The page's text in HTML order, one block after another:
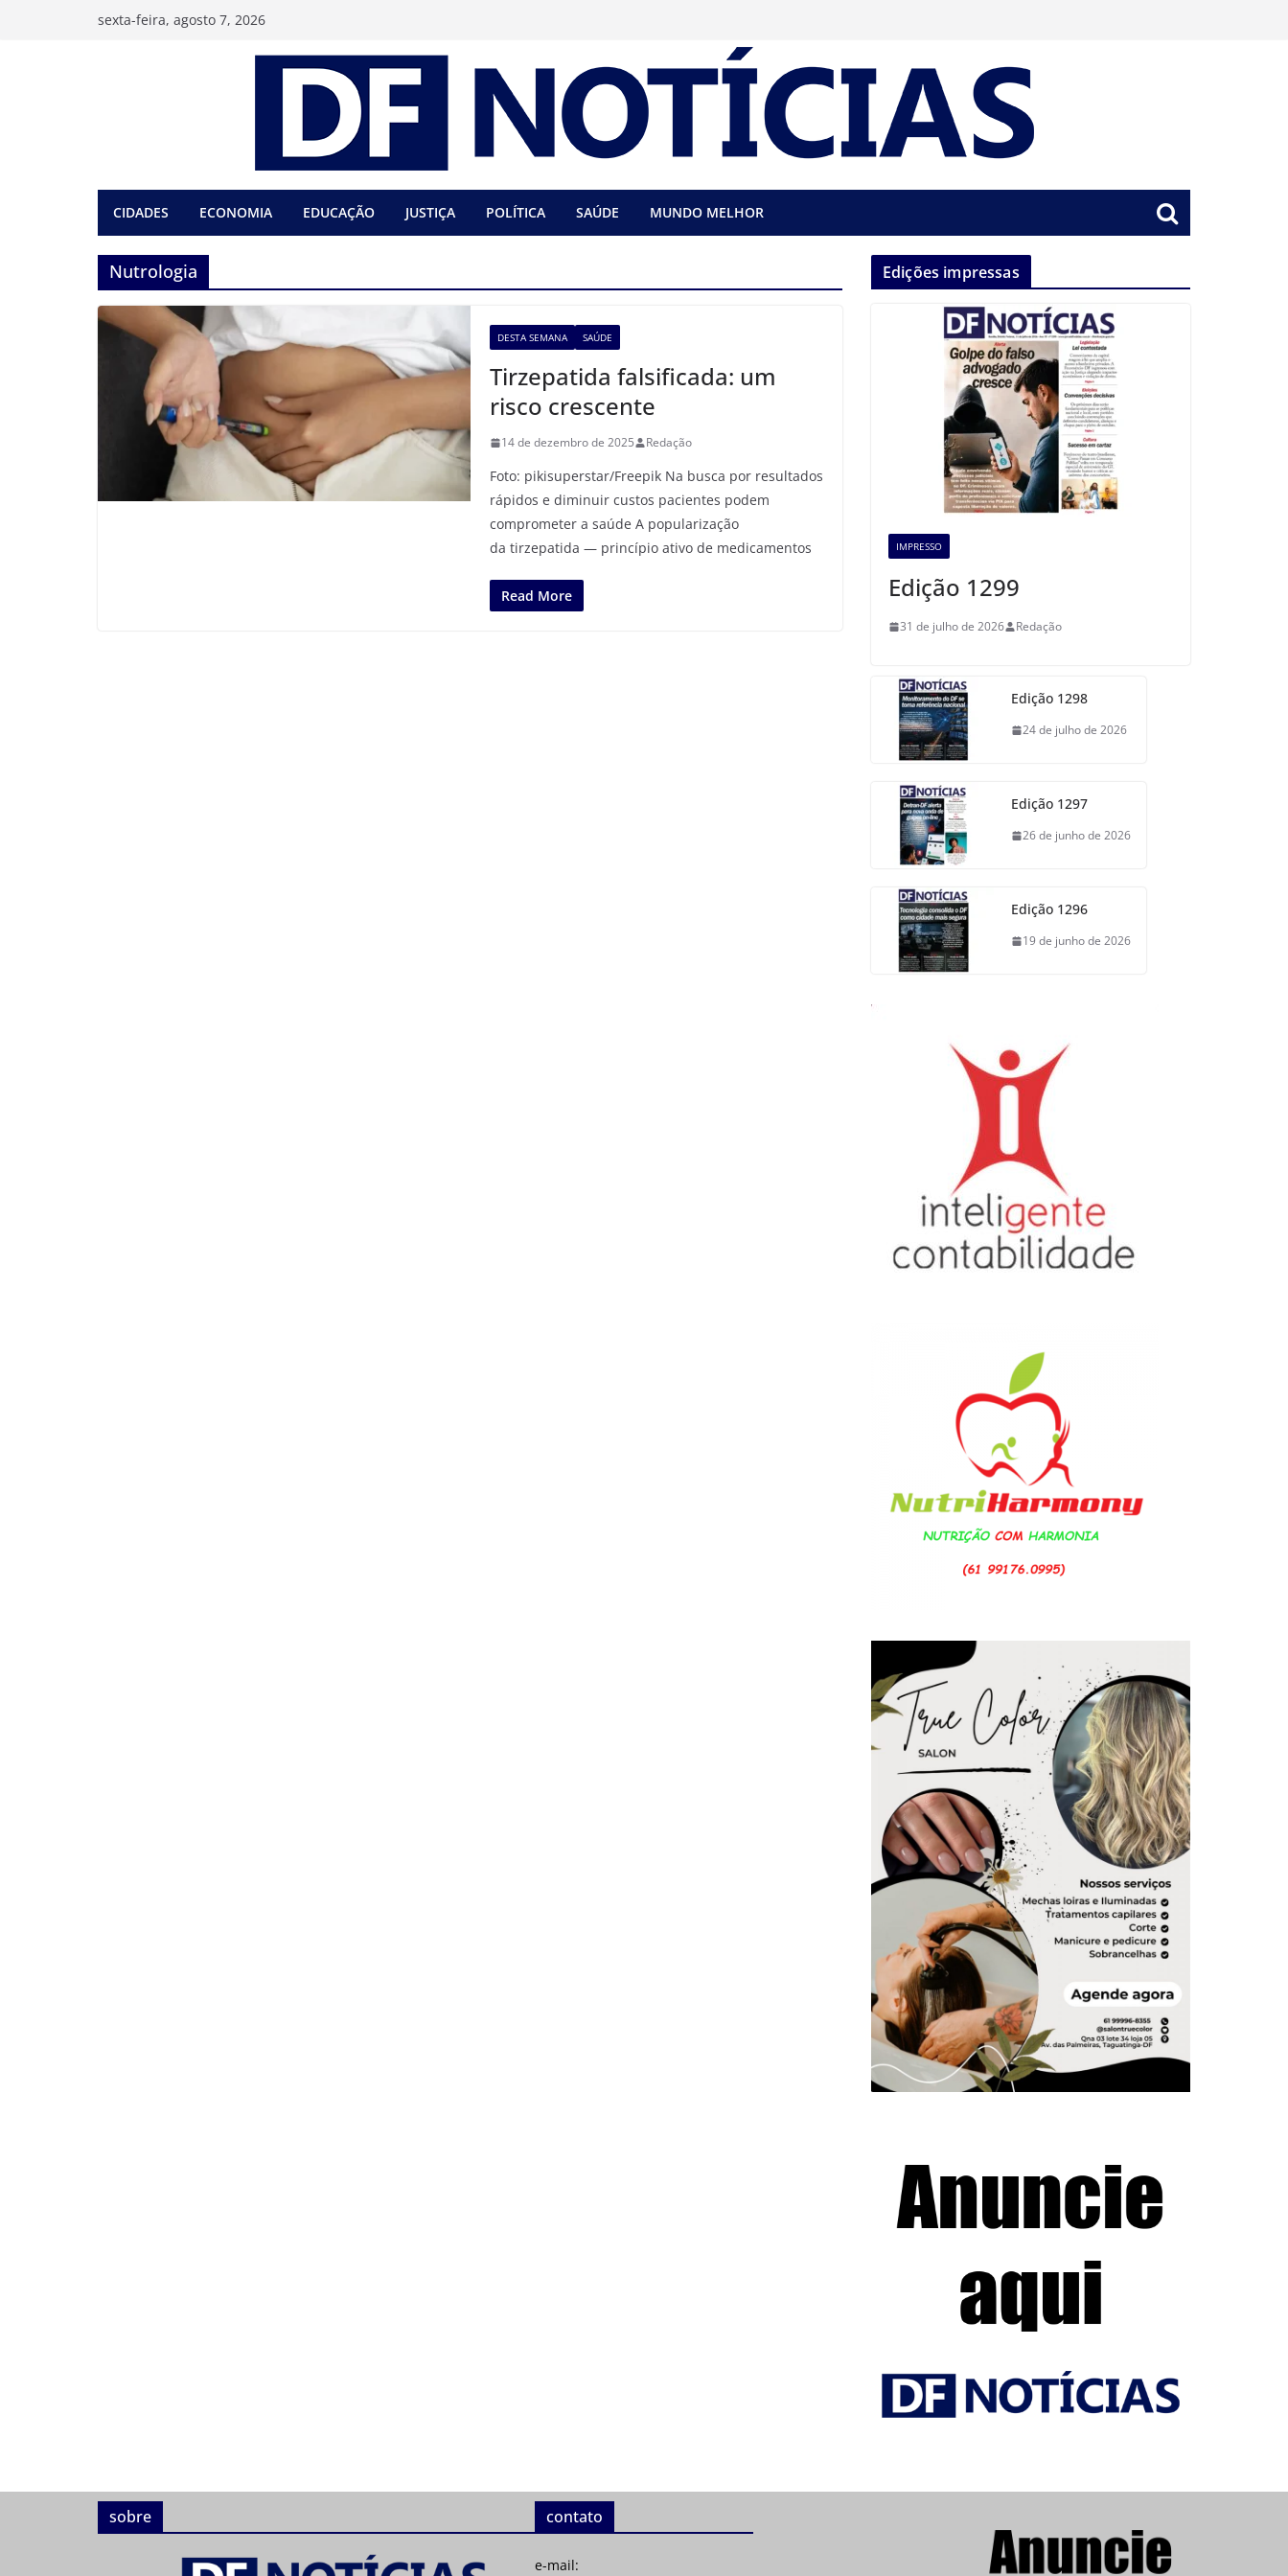
sexta-feira, agosto 7, 2026
CIDADES ECONOMIA EDUCAÇÃO JUSTIÇA POLÍTICA SAÚDE MUNDO MELHOR
Nutrologia
DESTA SEMANA SAÚDE
Tirzepatida falsificada: um
risco crescente
14 de dezembro de 2025 Redação
Foto: pikisuperstar/Freepik Na busca por resultados
rápidos e diminuir custos pacientes podem
comprometer a saúde A popularização
da tirzepatida — princípio ativo de medicamentos
Read More
Edições impressas
IMPRESSO
Edição 1299
31 de julho de 2026 Redação
Edição 1298
24 de julho de 2026
Edição 1297
26 de junho de 2026
Edição 1296
19 de junho de 2026
sobre contato
e-mail: